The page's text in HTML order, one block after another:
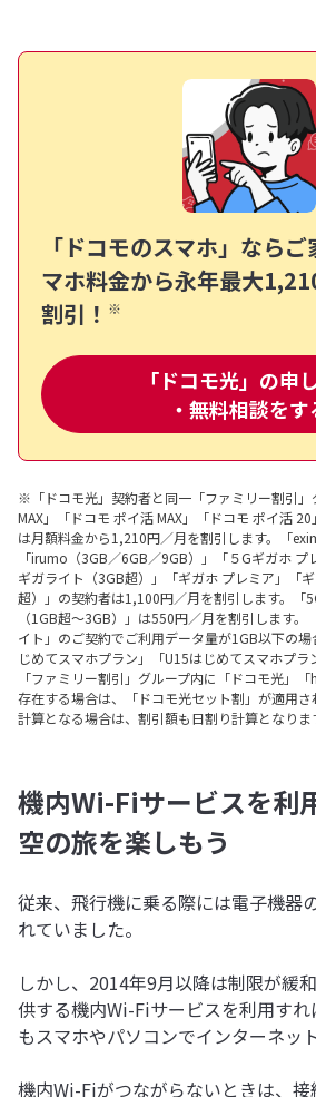
「ドコモのスマホ」なら
マホ料金から永年最大
割引！ ※
「ドコモ光」の申
・無料相談をす
※「ドコモ光」契約者と同一「ファミリー割引」
MAX」「ドコモ ポイ活 MAX」「ドコモ ポイ活
は月額料金から1,210円／月を割引します。「
「irumo（3GB／6GB／9GB）」「５Gギガホ
ギガライト（3GB超）」「ギガホ プレミア」「
超）」の契約者は1,100円／月を割引します。「
（1GB超～3GB）」は550円／月を割引します
イト」のご契約でご利用データ量が1GB以下の
じめてスマホプラン」「U15はじめてスマホプ
「ファミリー割引」グループ内に「ドコモ光」
存在する場合は、「ドコモ光セット割」が適用
計算となる場合は、割引額も日割り計算となりま
機内Wi-Fiサービスを利
空の旅を楽しもう
従来、飛行機に乗る際には電子機器
れていました。
しかし、2014年9月以降は制限が緩
供する機内Wi-Fiサービスを利用す
もスマホやパソコンでインターネッ
機内Wi-Fiがつながらないときは、